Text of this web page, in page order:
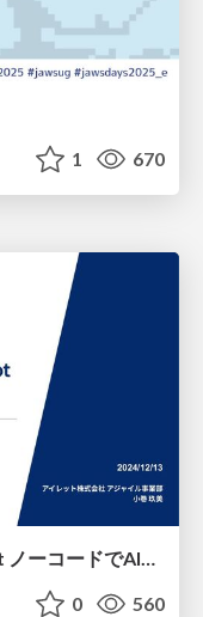
1 670
Amazon Bedrock + AWS Chatbot ノーコードでAIボット作成
0 560